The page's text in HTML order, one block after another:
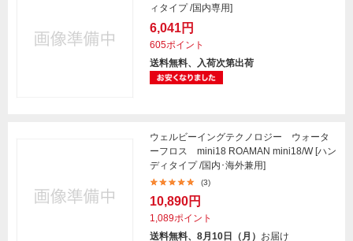
ィタイプ /国内専用]
6,041円
605ポイント
送料無料、入荷次第出荷
ウェルビーイングテクノロジー ウォータ
ーフロス mini18 ROAMAN mini18/W [ハン
ディタイプ /国内･海外兼用]
(3)
10,890円
1,089ポイント
送料無料、8月10日（月） お届け